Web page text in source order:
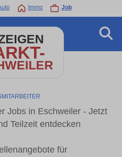
Immo Job
Jobs in Eschweiler - Jetzt
Teilzeit entdecken
für